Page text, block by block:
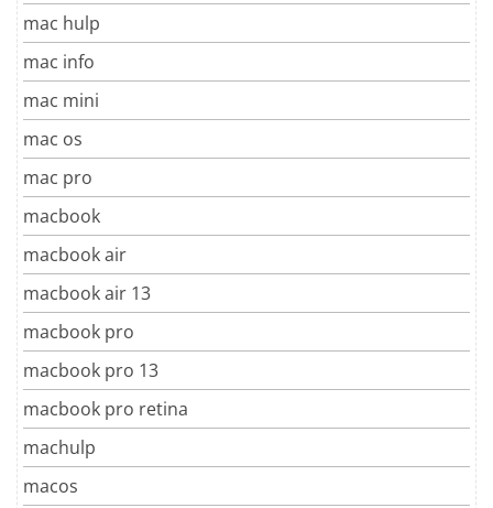
mac hulp
mac info
mac mini
mac os
mac pro
macbook
macbook air
macbook air 13
macbook pro
macbook pro 13
macbook pro retina
machulp
macos